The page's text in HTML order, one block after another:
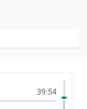
39:54